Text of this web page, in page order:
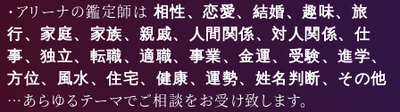
・アリーナの鑑定師は 相性、恋愛、結婚、趣味、旅
行、家庭、家族、親戚、人間関係、対人関係、仕
事、独立、転職、適職、事業、金運、受験、進学、
方位、風水、住宅、健康、運勢、姓名判断、その他
…あらゆるテーマでご相談をお受け致します。